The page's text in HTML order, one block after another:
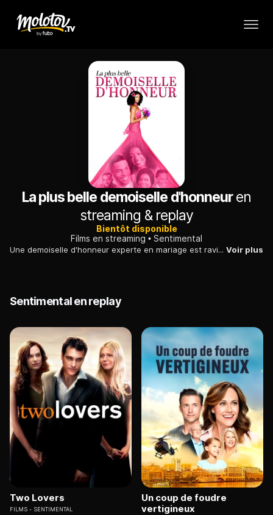
La plus belle demoiselle d'honneuren
streaming & replay
Bientôt disponible
Films en streaming
Sentimental
Une demoiselle d'honneur experte en mariage est ravie d'aider sa meilleure amie à préparer le grand jour. Elle peut compter sur le frère de la future mariée. Voir plus
Sentimental en replay
Two Lovers
FILMS SENTIMENTAL
Un coup de foudre
vertigineux